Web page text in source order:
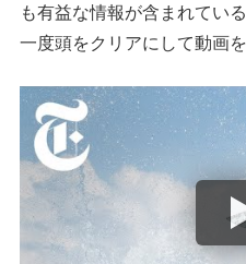
も有益な情報が含まれている
一度頭をクリアにして動画